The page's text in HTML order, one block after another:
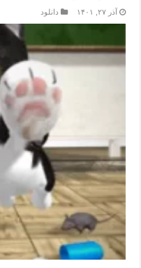
آذر ۲۷, ۱۴۰۱ دانلود